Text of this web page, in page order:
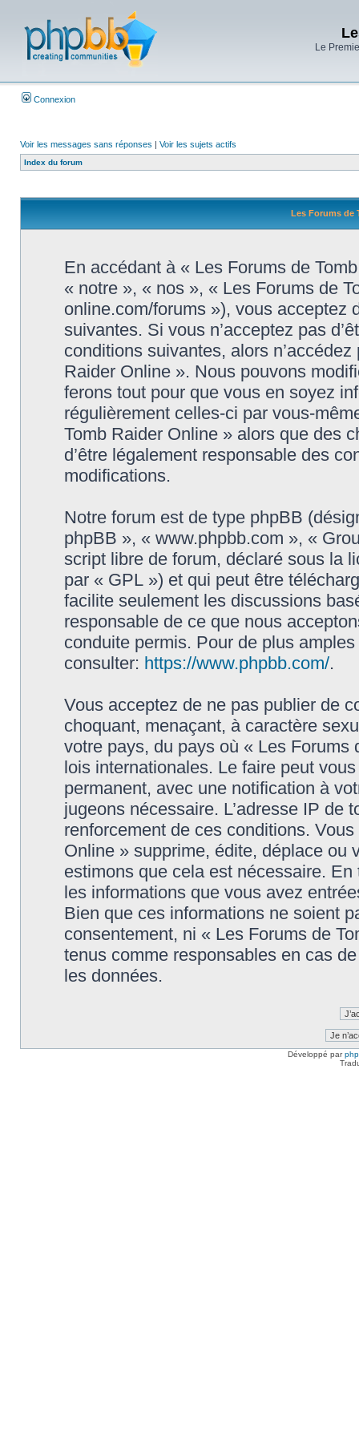
Le
Connexion
Voir les messages sans réponses | Voir les sujets actifs
Index du forum
Les Forums de
En accédant à « Les Forums de
« notre », « nos », « Les Forums de
online.com/forums »), vous acceptez
suivantes. Si vous n’acceptez pas
conditions suivantes, alors
Raider Online ». Nous pouvons
ferons tout pour que vous en soyez
régulièrement celles-ci par vous-
Tomb Raider Online » alors que des
d’être légalement responsable des
modifications.
Notre forum est de type phpBB
phpBB », « www.phpbb.com », «
script libre de forum, déclaré sous la
par « GPL ») et qui peut être
facilite seulement les discussions
responsable de ce que nous
conduite permis. Pour de plus
consulter: https://www.phpbb.com/.
Vous acceptez de ne pas publier de
choquant, menaçant, à caractère
votre pays, du pays où « Les
lois internationales. Le faire peut
permanent, avec une notification à
jugeons nécessaire. L’adresse IP de
renforcement de ces conditions.
Online » supprime, édite, déplace ou
estimons que cela est nécessaire.
les informations que vous avez
Bien que ces informations ne soient
consentement, ni « Les Forums de
tenus comme responsables en cas
les données.
Développé par